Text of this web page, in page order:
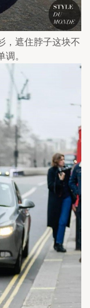
，遮住脖子这块不
。